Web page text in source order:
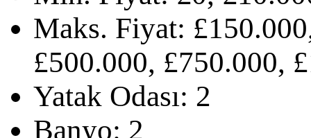
Maks. Fiyat:
£500.000, £750.000,
Yatak Odası: 2
Banyo: 2